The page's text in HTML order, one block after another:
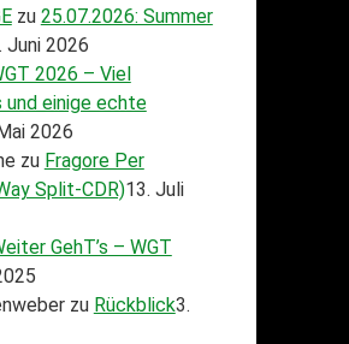
zu 25.07.2026: Summer
Juni 2026
2026 – Viel
und einige echte
2026
zu Fragore Per
Split-CDR)13. Juli
GehT’s – WGT
zu Rückblick3.